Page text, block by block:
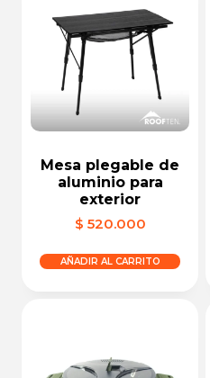
Mesa plegable de
aluminio para
exterior
$ 520.000
AÑADIR AL CARRITO